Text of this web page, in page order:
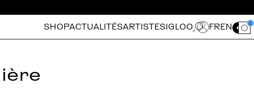
SHOPACTUALITÉSARTISTES IGLOO
Ouvrir le
FR EN 0